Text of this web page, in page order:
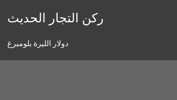
ركن التجار الحديث
دولار الليرة بلومبرغ